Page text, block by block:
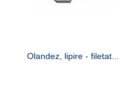
Olandez, lipire - filetat...